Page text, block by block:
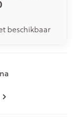
beschikbaar
pagina